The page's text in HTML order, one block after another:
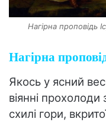
Нагірна проповідь
Нагірна
Якось у ясний
віянні
схилі гори,